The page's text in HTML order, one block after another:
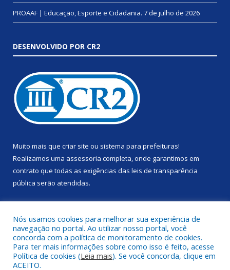
PROAAF | Educação, Esporte e Cidadania. 7 de julho de 2026
DESENVOLVIDO POR CR2
Muito mais que criar site ou sistema para prefeituras!
Realizamos uma assessoria completa, onde garantimos em
contrato que todas as exigências das leis de transparência
pública serão atendidas.
Todos os direitos reservados a Prefeitura Municipal de Anapu.
Nós usamos cookies para melhorar sua experiência de
navegação no portal. Ao utilizar nosso portal, você
concorda com a política de monitoramento de cookies.
Para ter mais informações sobre como isso é feito, acesse
Política de cookies (Leia mais). Se você concorda, clique em
ACEITO.